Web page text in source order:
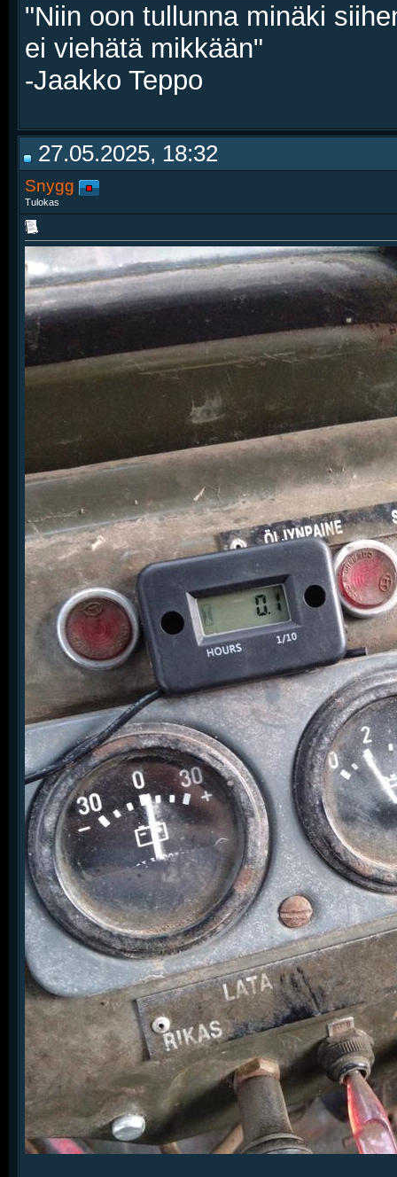
"Niin oon tullunna minäki
ei viehätä mikkään"
-Jaakko Teppo
27.05.2025, 18:32
Snygg
Tulokas